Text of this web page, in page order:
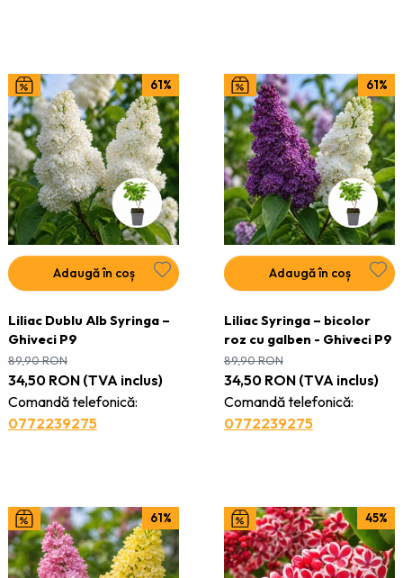
61%
Adaugă în coș
Liliac Dublu Alb Syringa –
Ghiveci P9
34,50 RON(TVA inclus)
Comandă telefonică:
0772239275
89,90RON
61%
Adaugă în coș
Liliac Syringa – bicolor
roz cu galben - Ghiveci P9
34,50 RON(TVA inclus)
Comandă telefonică:
0772239275
89,90RON
61% 45%